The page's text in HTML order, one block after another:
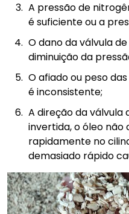
A pressão de
é suficiente ou a
O dano da válvula
diminuição da
O afiado ou peso das
é inconsistente;
A direção da válvula
invertida, o óleo
rapidamente no
demasiado rápido